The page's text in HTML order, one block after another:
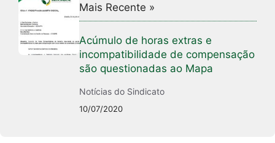
Mais Recente »
Acúmulo de horas extras e
incompatibilidade de compensação
são questionadas ao Mapa
Notícias do Sindicato
10/07/2020